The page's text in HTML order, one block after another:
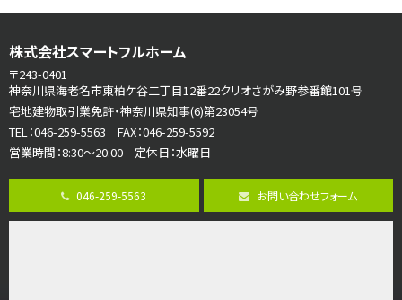
古淵駅
バ12分 歩4分
並列２台駐車可。１階はリビングと水まわりをまとめ…
第8位
3,680万円
4ＳＬＤＫ
海老名駅
株式会社スマートフルホーム
〒243-0401
神奈川県海老名市東柏ケ谷二丁目12番22クリオさがみ野参番館101号
宅地建物取引業免許・神奈川県知事(6)第23054号
TEL：046-259-5563 FAX：046-259-5592
営業時間：8:30～20:00 定休日：水曜日
046-259-5563 お問い合わせフォーム